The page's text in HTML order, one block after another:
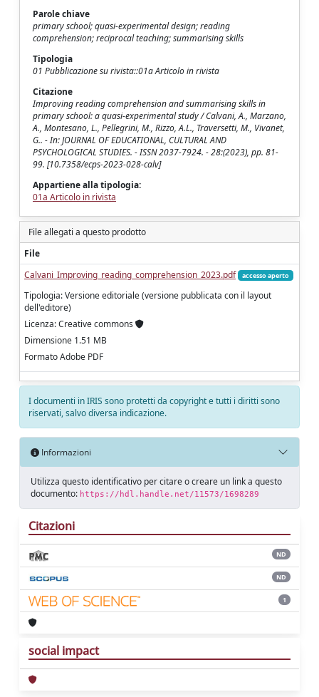
Parole chiave
primary school; quasi-experimental design; reading
comprehension; reciprocal teaching; summarising skills
Tipologia
01 Pubblicazione su rivista::01a Articolo in rivista
Citazione
Improving reading comprehension and summarising skills in
primary school: a quasi-experimental study / Calvani, A., Marzano,
A., Montesano, L., Pellegrini, M., Rizzo, A.L., Traversetti, M., Vivanet,
G.. - In: JOURNAL OF EDUCATIONAL, CULTURAL AND
PSYCHOLOGICAL STUDIES. - ISSN 2037-7924. - 28:(2023), pp. 81-
99. [10.7358/ecps-2023-028-calv]
Appartiene alla tipologia:
01a Articolo in rivista
File allegati a questo prodotto
File
Calvani_Improving_reading_comprehension_2023.pdf
accesso aperto
Tipologia: Versione editoriale (versione pubblicata con il layout
dell'editore)
Licenza: Creative commons
Dimensione 1.51 MB
Formato Adobe PDF
I documenti in IRIS sono protetti da copyright e tutti i diritti sono
riservati, salvo diversa indicazione.
Informazioni
Utilizza questo identificativo per citare o creare un link a questo
documento: https://hdl.handle.net/11573/1698289
Citazioni
ND
ND
1
social impact